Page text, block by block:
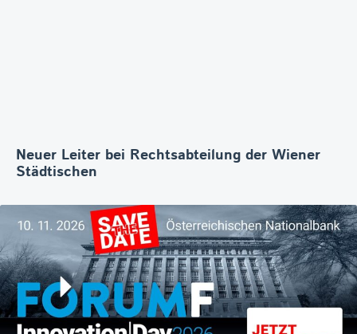
Neuer Leiter bei Rechtsabteilung der Wiener
Städtischen